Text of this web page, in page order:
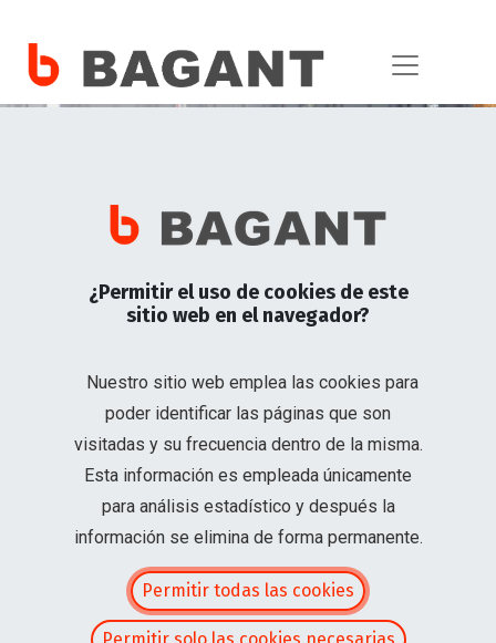
Losatek
armar del mercado.
Añadir a la Cotización
¿Permitir el uso de cookies de este
sitio web en el navegador?
Nuestro sitio web emplea las cookies para
poder identificar las páginas que son
visitadas y su frecuencia dentro de la misma.
Esta información es empleada únicamente
para análisis estadístico y después la
información se elimina de forma permanente.
Permitir todas las cookies
Permitir solo las cookies necesarias